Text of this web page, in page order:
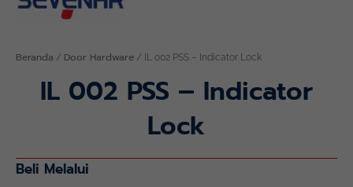
Beranda / Door Hardware / IL 002 PSS – Indicator Lock
IL 002 PSS – Indicator
Lock
Beli Melalui